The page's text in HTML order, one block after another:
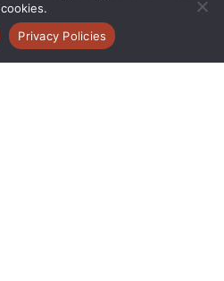
cookies.
Privacy Policies